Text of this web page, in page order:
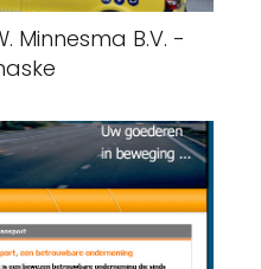
Minnesma B.V. -